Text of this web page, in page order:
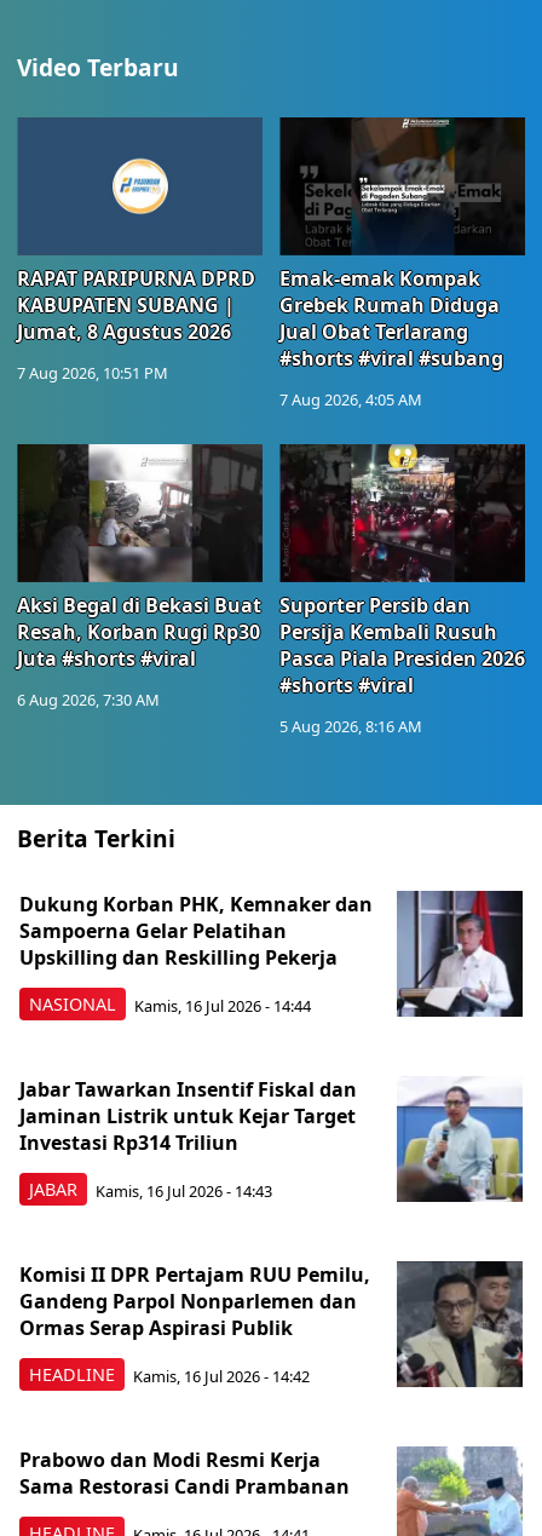
Video Terbaru
RAPAT PARIPURNA DPRD
KABUPATEN SUBANG |
Jumat, 8 Agustus 2026
7 Aug 2026, 10:51 PM
Emak-emak Kompak
Grebek Rumah Diduga
Jual Obat Terlarang
#shorts #viral #subang
7 Aug 2026, 4:05 AM
Aksi Begal di Bekasi Buat
Resah, Korban Rugi Rp30
Juta #shorts #viral
6 Aug 2026, 7:30 AM
Suporter Persib dan
Persija Kembali Rusuh
Pasca Piala Presiden 2026
#shorts #viral
5 Aug 2026, 8:16 AM
Berita Terkini
NASIONAL
Dukung Korban PHK, Kemnaker dan
Sampoerna Gelar Pelatihan
Upskilling dan Reskilling Pekerja
Kamis, 16 Jul 2026 - 14:44
JABAR
Jabar Tawarkan Insentif Fiskal dan
Jaminan Listrik untuk Kejar Target
Investasi Rp314 Triliun
Kamis, 16 Jul 2026 - 14:43
HEADLINE
Komisi II DPR Pertajam RUU Pemilu,
Gandeng Parpol Nonparlemen dan
Ormas Serap Aspirasi Publik
Kamis, 16 Jul 2026 - 14:42
Prabowo dan Modi Resmi Kerja
Sama Restorasi Candi Prambanan